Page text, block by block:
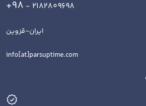
+98 - 2182809698
ایران-قزوین
info[at]parsuptime.com